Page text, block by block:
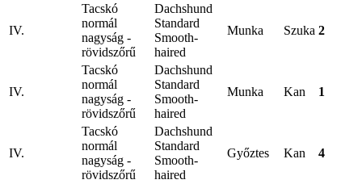
IV.
Tacskó
normál
nagyság -
rövidszőrű
Dachshund
Standard
Smooth-
haired
Munka Szuka 2
IV.
Tacskó
normál
nagyság -
rövidszőrű
Dachshund
Standard
Smooth-
haired
Munka Kan 1
IV.
Tacskó
normál
nagyság -
rövidszőrű
Dachshund
Standard
Smooth-
haired
Győztes Kan 4